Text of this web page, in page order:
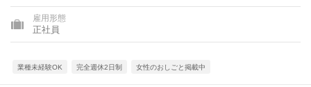
雇用形態
正社員
業種未経験OK 完全週休2日制 女性のおしごと掲載中